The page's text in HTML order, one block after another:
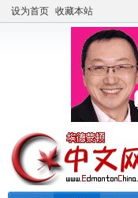
设为首页 收藏本站